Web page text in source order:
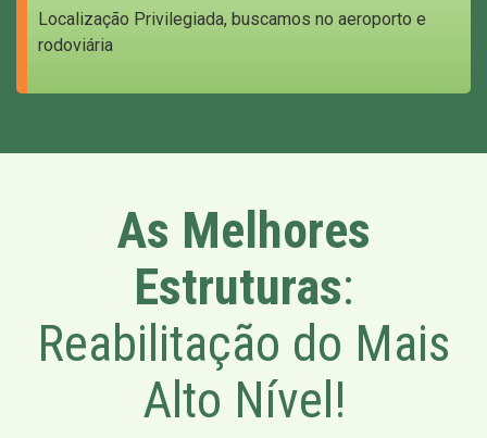
Localização Privilegiada, buscamos no aeroporto e
rodoviária
As Melhores
Estruturas:
Reabilitação do Mais
Alto Nível!